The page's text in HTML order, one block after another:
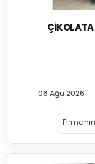
ÇIKOLATA
06 Ağu 2026
Firmanın